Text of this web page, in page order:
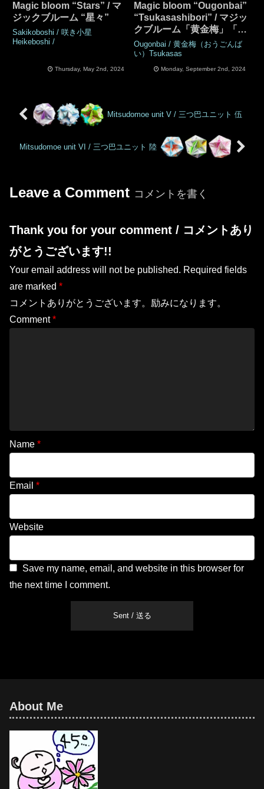
Magic bloom “Stars” / マ
ジックブルーム “星々”
Sakikoboshi / 咲き小星
Heikeboshi /
Thursday, May 2nd, 2024
Magic bloom “Ougonbai”
“Tsukasashibori” / マジッ
クブルーム「黄金梅」「司
絞り」
Ougonbai / 黄金梅（おうごんば
い）Tsukasas
Monday, September 2nd, 2024
Mitsudomoe unit V / 三つ巴ユニット 伍
Mitsudomoe unit VI / 三つ巴ユニット 陸
Leave a Comment コメントを書く
Thank you for your comment / コメントあり
がとうございます!!
Your email address will not be published. Required fields
are marked *
コメントありがとうございます。励みになります。
Comment*
Name *
Email *
Website
Save my name, email, and website in this browser for
the next time I comment.
About Me